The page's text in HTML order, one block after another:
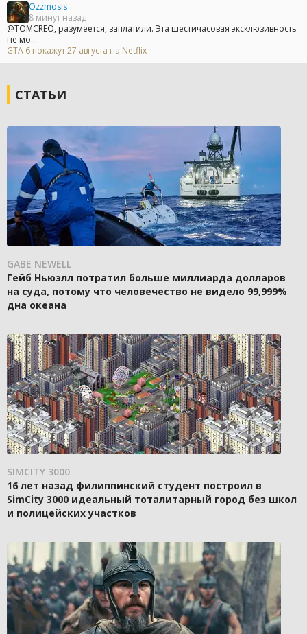
Ozzmosis
8 минут назад
@TOMCREO, разумеется, заплатили. Эта шестичасовая эксклюзивность
не мо...
GTA 6 покажут 27 августа на Netflix
СТАТЬИ
GABE NEWELL
Гейб Ньюэлл потратил больше миллиарда долларов
на суда, потому что человечество не видело 99,999%
дна океана
SIMCITY 3000
16 лет назад филиппинский студент построил в
SimCity 3000 идеальный тоталитарный город без школ
и полицейских участков